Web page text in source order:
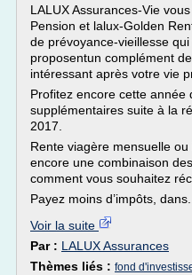
LALUX Assurances-Vie
Pension et lalux-Golden
de prévoyance-vieillesse qui
proposentun complément
intéressant après votre vie
Profitez encore cette année
supplémentaires suite à la
2017.
Rente viagère mensuelle
encore une combinaison
comment vous souhaitez
Payez moins d’impôts, dans...
Voir la suite
Par : LALUX Assurances
Thèmes liés : fond